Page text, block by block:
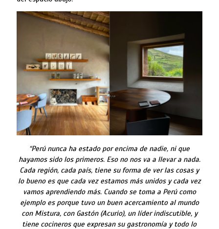
“Perú nunca ha estado por encima de nadie, ni que
hayamos sido los primeros. Eso no nos va a llevar a nada.
Cada región, cada país, tiene su forma de ver las cosas y
lo bueno es que cada vez estamos más unidos y cada vez
vamos aprendiendo más. Cuando se toma a Perú como
ejemplo es porque tuvo un buen acercamiento al mundo
con Mistura, con Gastón (Acurio), un líder indiscutible, y
tiene cocineros que expresan su gastronomía y todo lo